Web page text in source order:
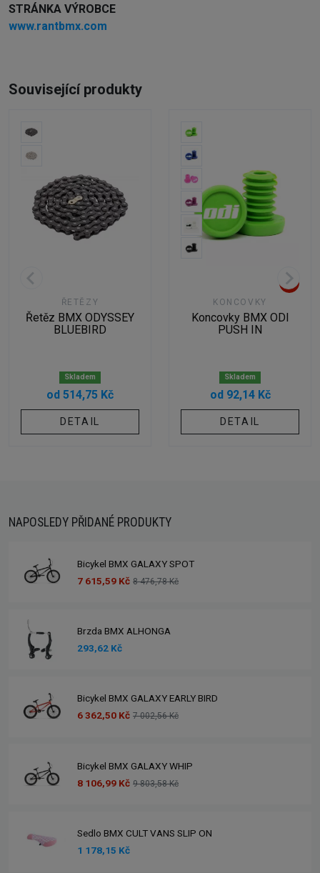
STRÁNKA VÝROBCE
www.rantbmx.com
Související produkty
ŘETĚZY
Řetěz BMX ODYSSEY
BLUEBIRD
Skladem
od 514,75 Kč
DETAIL
KONCOVKY
Koncovky BMX ODI
PUSH IN
Skladem
od 92,14 Kč
DETAIL
NAPOSLEDY PŘIDANÉ PRODUKTY
Bicykel BMX GALAXY SPOT
7 615,59 Kč 8 476,78 Kč
Brzda BMX ALHONGA
293,62 Kč
Bicykel BMX GALAXY EARLY BIRD
6 362,50 Kč 7 002,56 Kč
Bicykel BMX GALAXY WHIP
8 106,99 Kč 9 803,58 Kč
Sedlo BMX CULT VANS SLIP ON
1 178,15 Kč